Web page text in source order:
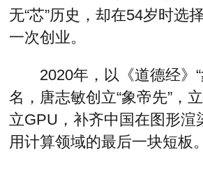
无“芯”历史，却在54岁时选
一次创业。
2020年，以《道德经》
名，唐志敏创立“象帝先”，
立GPU，补齐中国在图形渲
用计算领域的最后一块短板。